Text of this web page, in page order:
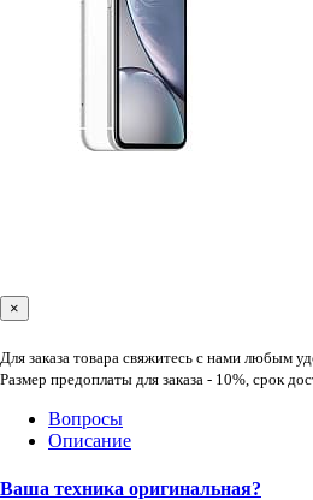
×
Для заказа товара свяжитесь с нами любым
Размер предоплаты для заказа - 10%, срок
Вопросы
Описание
Ваша техника оригинальная?